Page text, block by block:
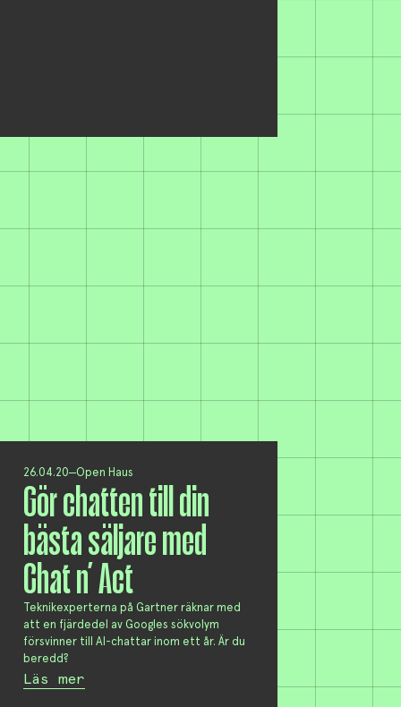
26.04.20 Open Haus
Gör chatten till din
bästa säljare med
Chat n’ Act
Teknikexperterna på Gartner räknar med
att en fjärdedel av Googles sökvolym
försvinner till AI-chattar inom ett år. Är du
beredd?
Läs mer